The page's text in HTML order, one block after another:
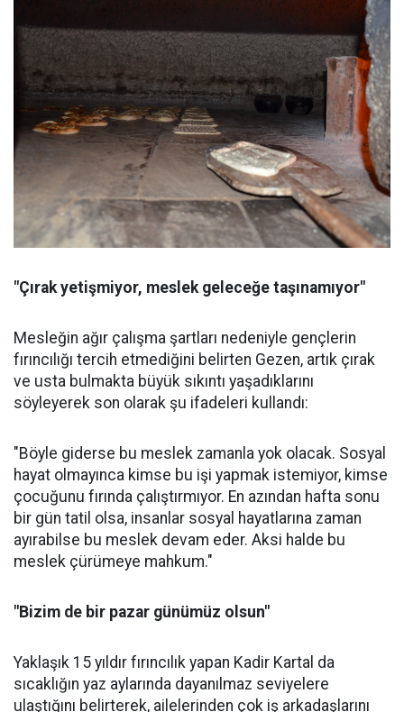
"Çırak yetişmiyor, meslek geleceğe taşınamıyor"
Mesleğin ağır çalışma şartları nedeniyle gençlerin
fırıncılığı tercih etmediğini belirten Gezen, artık çırak
ve usta bulmakta büyük sıkıntı yaşadıklarını
söyleyerek son olarak şu ifadeleri kullandı:
"Böyle giderse bu meslek zamanla yok olacak. Sosyal
hayat olmayınca kimse bu işi yapmak istemiyor, kimse
çocuğunu fırında çalıştırmıyor. En azından hafta sonu
bir gün tatil olsa, insanlar sosyal hayatlarına zaman
ayırabilse bu meslek devam eder. Aksi halde bu
meslek çürümeye mahkum."
"Bizim de bir pazar günümüz olsun"
Yaklaşık 15 yıldır fırıncılık yapan Kadir Kartal da
sıcaklığın yaz aylarında dayanılmaz seviyelere
ulaştığını belirterek, ailelerinden çok iş arkadaşlarını